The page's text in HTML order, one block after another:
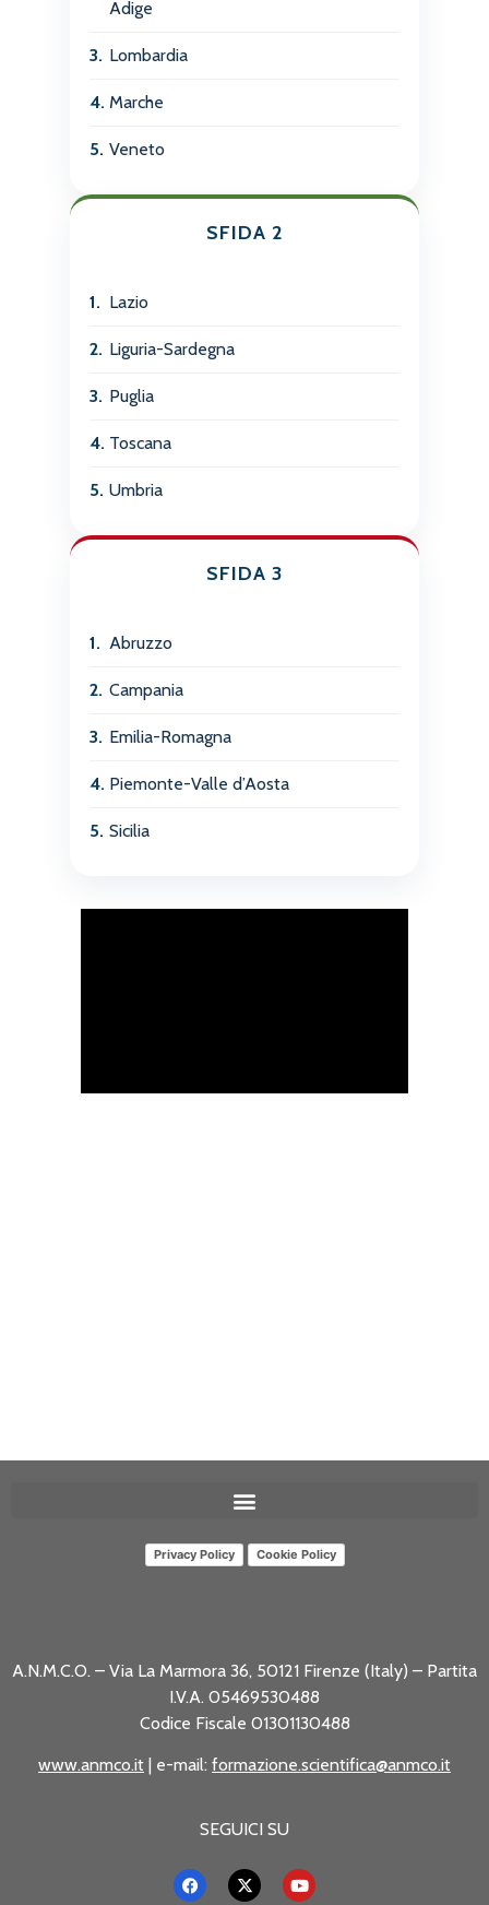
Adige
3. Lombardia
4. Marche
5. Veneto
SFIDA 2
1. Lazio
2. Liguria-Sardegna
3. Puglia
4. Toscana
5. Umbria
SFIDA 3
1. Abruzzo
2. Campania
3. Emilia-Romagna
4. Piemonte-Valle d’Aosta
5. Sicilia
Privacy Policy Cookie Policy
A.N.M.C.O. – Via La Marmora 36, 50121 Firenze (Italy) – Partita
I.V.A. 05469530488
Codice Fiscale 01301130488
www.anmco.it | e-mail: formazione.scientifica@anmco.it
SEGUICI SU